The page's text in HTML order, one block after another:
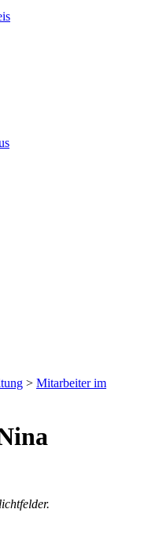
> Mitarbeiter im